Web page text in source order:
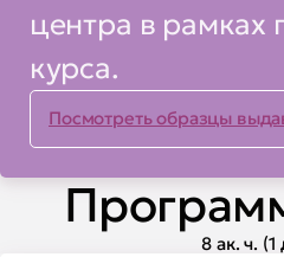
центра в рамках
курса.
Посмотреть образцы
8 ак. ч. (1